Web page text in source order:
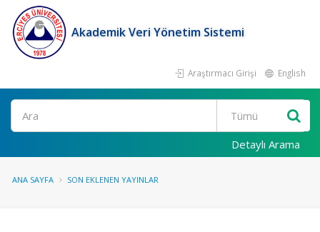
Akademik Veri Yönetim Sistemi
Araştırmacı Girişi English
Ara
Detaylı Arama
ANA SAYFA SON EKLENEN YAYINLAR